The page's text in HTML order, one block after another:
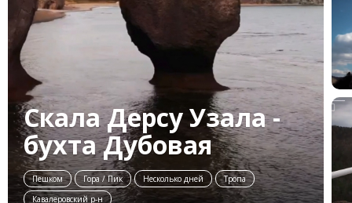
Скала Дерсу Узала -
бухта Дубовая
Пешком Гора / Пик Несколько дней
Тропа
Кавалеровский р-н